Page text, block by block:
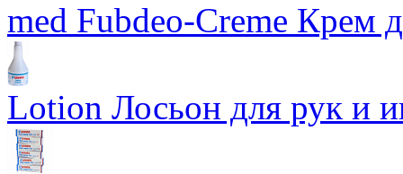
med Fubdeo-Creme Крем
Lotion Лосьон для рук и